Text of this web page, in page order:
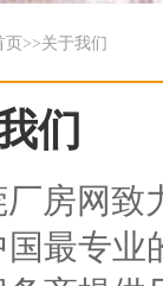
页 >>关于我们
们
厂房网致
国最专业